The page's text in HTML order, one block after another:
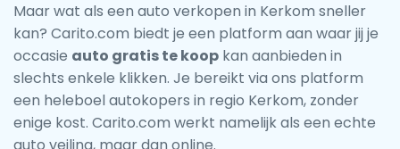
Maar wat als een auto verkopen in Kerkom sneller
kan? Carito.com biedt je een platform aan waar jij je
occasie auto gratis te koop kan aanbieden in
slechts enkele klikken. Je bereikt via ons platform
een heleboel autokopers in regio Kerkom, zonder
enige kost. Carito.com werkt namelijk als een echte